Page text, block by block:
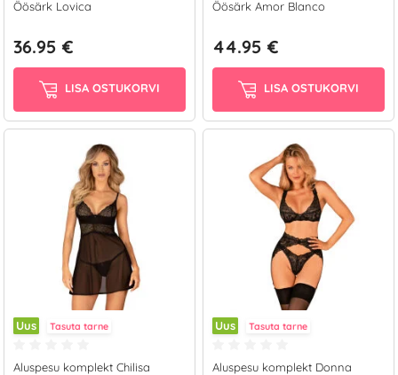
Öösärk Lovica
36.95 €
LISA OSTUKORVI
Öösärk Amor Blanco
44.95 €
LISA OSTUKORVI
Uus Tasuta tarne
Aluspesu komplekt Chilisa
Uus Tasuta tarne
Aluspesu komplekt Donna